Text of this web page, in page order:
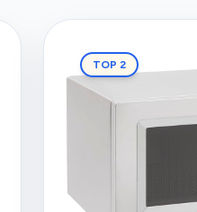
TOP 2